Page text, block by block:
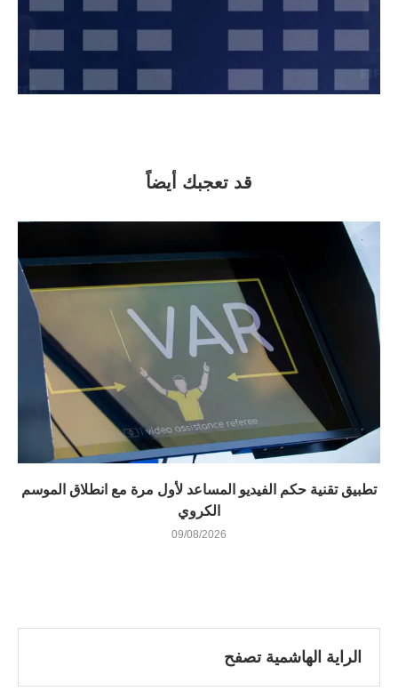
قد تعجبك أيضاً
تطبيق تقنية حكم الفيديو المساعد لأول مرة مع انطلاق الموسم
الكروي
09/08/2026
الراية الهاشمية تصفح